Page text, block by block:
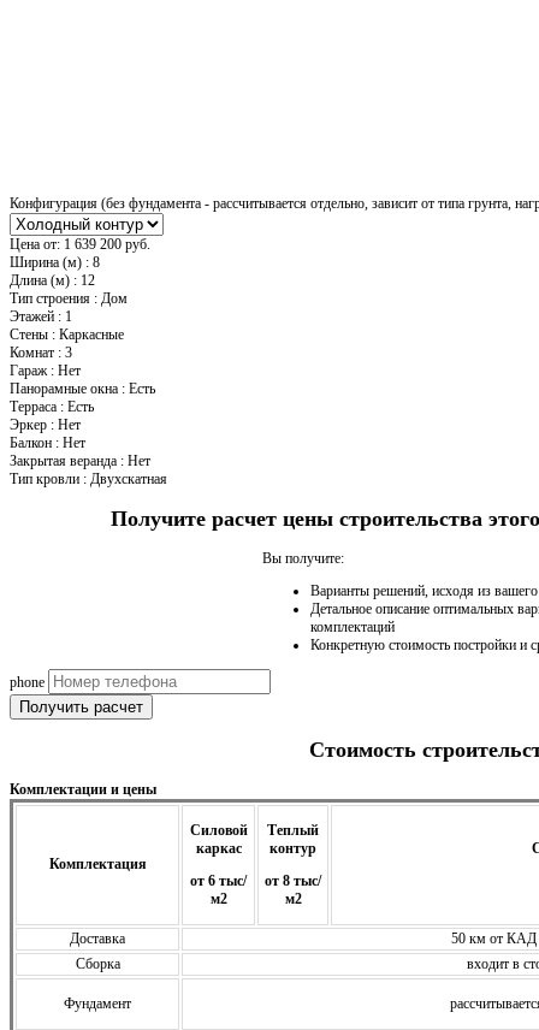
Конфигурация (без фундамента - рассчитывается отдельно, зависит от типа грунта,
Цена от: 1 639 200 руб.
Ширина (м) : 8
Длина (м) : 12
Тип строения : Дом
Этажей : 1
Стены : Каркасные
Комнат : 3
Гараж: Нет
Панорамные окна : Есть
Терраса : Есть
Эркер : Нет
Балкон : Нет
Закрытая веранда : Нет
Тип кровли : Двухскатная
Получите расчет цены строительства
Вы получите:
Варианты решений, исходя из
Детальное описание оптимальных
комплектаций
Конкретную стоимость постройки и
phone
Получить расчет
Стоимость
Комплектации и цены
Комплектация
Силовой
каркас
от 6 тыс/
м2
Теплый
контур
от 8 тыс/
м2
Доставка
50 км от КАД
Сборка
входит в
Фундамент